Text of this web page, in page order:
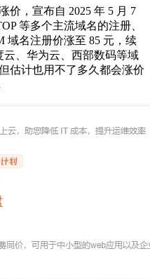
价，宣布自 2025 年 5 月 7
等多个主流域名的注册、
域名注册价涨至 85 元，续
云、华为云、西部数码等域
估计也用不了多久都会涨价